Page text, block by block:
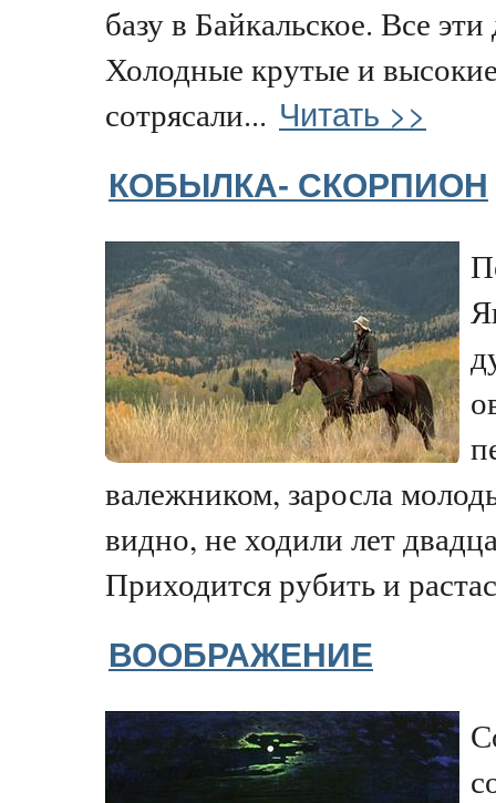
базу в Байкальское. Все
Холодные крутые и
сотрясали... Читать >>
КОБЫЛКА- СКОРПИОН
валежником, заросла
видно, не ходили лет
Приходится рубить и
ВООБРАЖЕНИЕ